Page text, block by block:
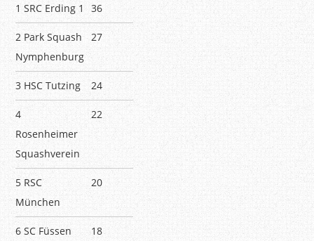
1 SRC Erding 1 36
2 Park Squash
Nymphenburg
27
3 HSC Tutzing 24
4
Rosenheimer
Squashverein
22
5 RSC
München
20
6 SC Füssen 18